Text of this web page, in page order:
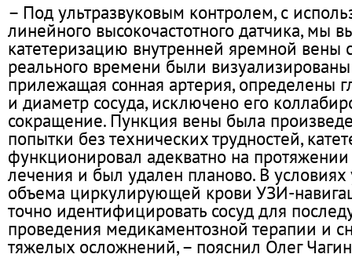
– Под ультразвуковым контролем, с
линейного высокочастотного датчика, мы
катетеризацию внутренней яремной вены
реального времени были
прилежащая сонная артерия, определены
и диаметр сосуда, исключено его
сокращение. Пункция вены была
попытки без технических трудностей,
функционировал адекватно на
лечения и был удален планово. В
объема циркулирующей крови УЗИ-
точно идентифицировать сосуд для
проведения медикаментозной терапии и
тяжелых осложнений, – пояснил Олег